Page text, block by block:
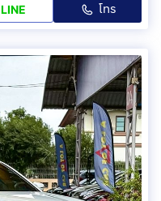
LINE โทร